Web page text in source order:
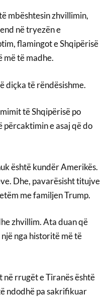
mbështesin zhvillimin,
në tryezën e
flamingot e Shqipërisë
më të madhe.
diçka të rëndësishme.
të Shqipërisë po
përcaktimin e asaj që do
është kundër Amerikës.
Dhe, pavarësisht titujve
me familjen Trump.
zhvillim. Ata duan që
nga historitë më të
në rrugët e Tiranës është
ndodhë pa sakrifikuar